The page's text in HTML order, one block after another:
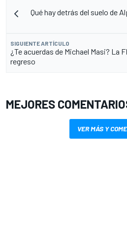
Qué hay detrás del suelo de
SIGUIENTE ARTÍCULO
¿Te acuerdas de Michael Masi? La
regreso
MEJORES
VER MÁS Y